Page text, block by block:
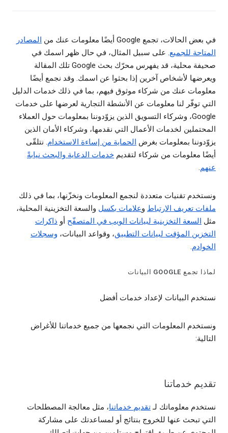
في بعض الحالات، تجمع Google أيضًا معلومات عنك من
المصادر
المتاحة للجميع. على سبيل المثال، في حال ظهر اسمك في
صحيفة محلية، قد يفهرس محرّك بحث Google تلك المقالة
ويعرضها لأشخاص آخرين إذا بحثوا عن اسمك. وقد نجمع أيضًا
معلومات عنك من شركاء موثوق فيهم، بما في ذلك خدمات الدليل
التي توفّر لنا معلومات عن الأنشطة التجارية لعرضها على خدمات
Google، وشركاء التسويق الذين يزوّدوننا بمعلومات حول العملاء
المحتملين لخدمات الأعمال التي نقدمها، وشركاء الأمان الذين
يزوّدوننا بمعلومات بغرض الحماية من إساءة الاستخدام. نتلقّى
أيضًا معلومات من شركاء لتقديم خدمات الدعاية والبحث نيابةً
عنهم.
ونستخدم تقنيات متعددة لنجمع المعلومات ونخزّنها، بما في ذلك
ملفات تعريف الارتباط وعلامات بكسل والسعة التخزينية المحلية،
مثل السعة التخزينية لبيانات الويب في المتصفّح أو ذاكرات
التخزين المؤقت لبيانات التطبيق، وقواعد البيانات، وسجلات
الخوادم.
لماذا تجمع GOOGLE البيانات
نستخدم البيانات لإعداد خدمات أفضل
ونستخدم المعلومات التي نجمعها من جميع خدماتنا للأغراض
التالية:
تقديم خدماتنا
نستخدم معلوماتك لـتقديم خدماتنا، مثل معالجة المصطلحات
التي تبحث عنها للخروج بنتائج أو لمساعدتك على مشاركة